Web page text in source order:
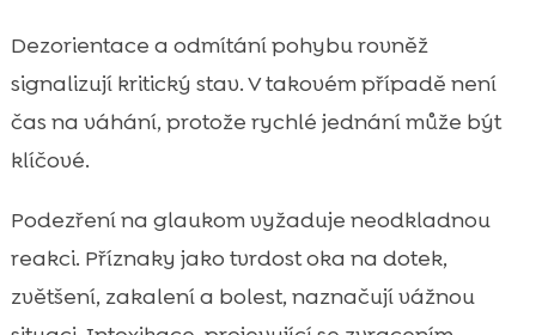
Dezorientace a odmítání pohybu rovněž
signalizují kritický stav. V takovém případě není
čas na váhání, protože rychlé jednání může být
klíčové.
Podezření na glaukom vyžaduje neodkladnou
reakci. Příznaky jako tvrdost oka na dotek,
zvětšení, zakalení a bolest, naznačují vážnou